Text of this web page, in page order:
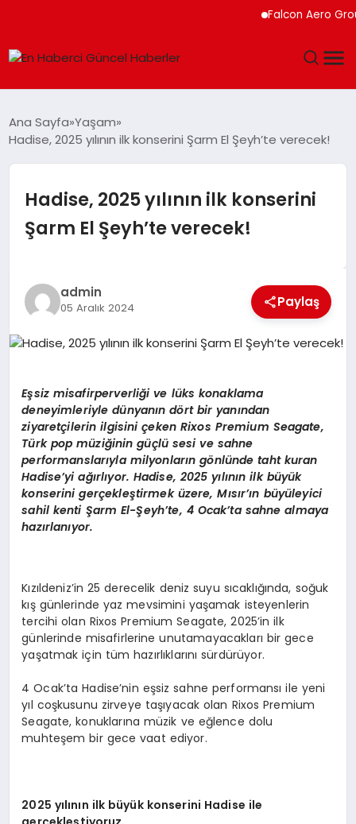
Falcon Aero
SPOR
SAĞLIK
TEKNOLOJI
DÜNYA
EĞITIM
SIYASET
Ana Sayfa Yaşam
Hadise, 2025 yılının ilk konserini Şarm El Şeyh’te verecek!
Hadise, 2025 yılının ilk konserini
Şarm El Şeyh’te verecek!
admin
05 Aralık 2024 Paylaş
Eşsiz misafirperverliği ve lüks konaklama
deneyimleriyle dünyanın dört bir yanından
ziyaretçilerin ilgisini çeken Rixos Premium Seagate,
Türk pop müziğinin güçlü sesi ve sahne
performanslarıyla milyonların gönlünde taht kuran
Hadise’yi ağırlıyor. Hadise, 2025 yılının ilk büyük
konserini gerçekleştirmek üzere, Mısır’ın büyüleyici
sahil kenti Şarm El-Şeyh’te, 4 Ocak’ta sahne almaya
hazırlanıyor.
Kızıldeniz’in 25 derecelik deniz suyu sıcaklığında, soğuk
kış günlerinde yaz mevsimini yaşamak isteyenlerin
tercihi olan Rixos Premium Seagate, 2025’in ilk
günlerinde misafirlerine unutamayacakları bir gece
yaşatmak için tüm hazırlıklarını sürdürüyor.
4 Ocak’ta Hadise’nin eşsiz sahne performansı ile yeni
yıl coşkusunu zirveye taşıyacak olan Rixos Premium
Seagate, konuklarına müzik ve eğlence dolu
muhteşem bir gece vaat ediyor.
2025 yılının ilk büyük konserini Hadise ile